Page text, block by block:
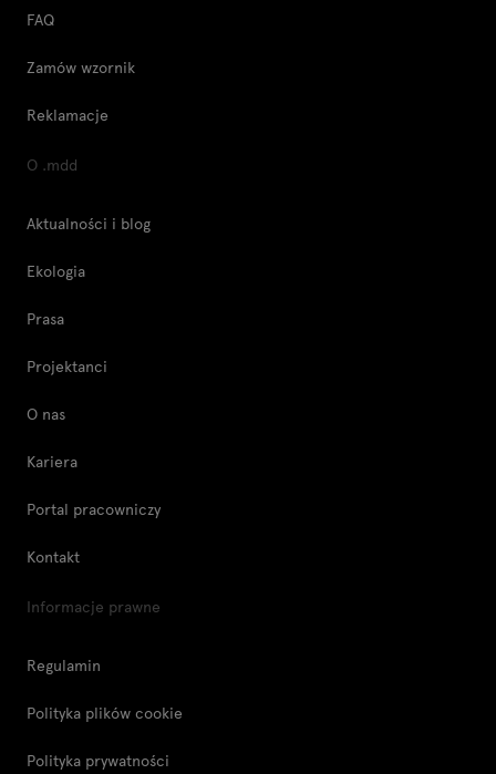
FAQ
Zamów wzornik
Reklamacje
O .mdd
Aktualności i blog
Ekologia
Prasa
Projektanci
O nas
Kariera
Portal pracowniczy
Kontakt
Informacje prawne
Regulamin
Polityka plików cookie
Polityka prywatności